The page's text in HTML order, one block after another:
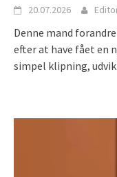
20.07.2026
Denne mand
efter at have fået en
simpel klipning,